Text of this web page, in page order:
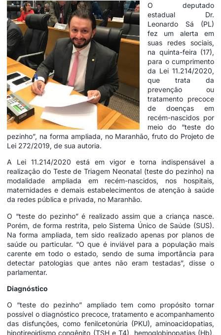
O deputado
estadual Dr.
Leonardo Sá (PL)
fez um alerta em
suas redes sociais,
na quinta-feira (17),
para o cumprimento
da Lei 11.214/2020,
que trata da
prevenção ou
tratamento precoce
de doenças em
recém-nascidos por
meio do “teste do
pezinho”, na forma ampliada, no Maranhão, fruto do Projeto de
Lei 272/2019, de sua autoria.
A Lei 11.214/2020 está em vigor e torna indispensável a
realização do Teste de Triagem Neonatal (teste do pezinho) na
modalidade ampliada em recém-nascidos, nos hospitais,
maternidades e demais estabelecimentos de atenção à saúde
da redes pública e privada, no Maranhão.
O “teste do pezinho” é realizado assim que a criança nasce.
Porém, de forma restrita, pelo Sistema Único de Saúde (SUS).
Na forma ampliada, tem sido realizado apenas por planos de
saúde ou particular. “O que é inviável para a população mais
carente em todo o estado, sendo de suma importância para
detectar patologias que antes não eram testadas”, disse o
parlamentar.
Diagnóstico
O “teste do pezinho” ampliado tem como propósito tornar
possível o diagnóstico precoce, tratamento e acompanhamento
das disfunções, como fenilcetonúria (PKU), aminoacidopatias,
hipotireoidismo congênito (TSH e T4), hemoglobinopatias (Hb),